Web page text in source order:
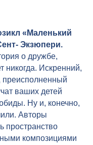
«Маленький
Экзюпери.
о дружбе,
никогда. Искренний,
преисполненный
ваших детей
Ну и, конечно,
Авторы
пространство
композициями